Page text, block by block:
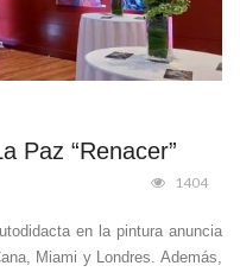
Paz “Renacer”
1404
en la pintura anuncia
Miami y Londres. Además,